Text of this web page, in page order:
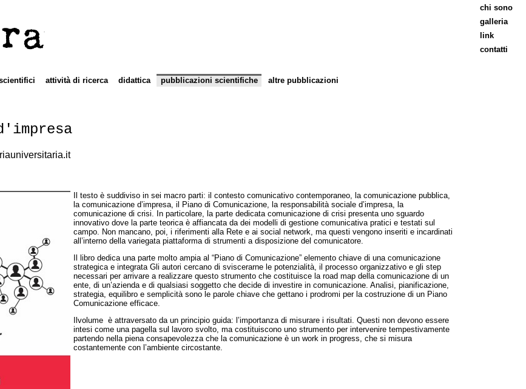
chi sono
galleria
link
contatti
attività di ricerca didattica pubblicazioni scientifiche altre pubblicazioni
Il testo è suddiviso in sei macro parti: il contesto comunicativo contemporaneo, la comunicazione pubblica,
la comunicazione d’impresa, il Piano di Comunicazione, la responsabilità sociale d’impresa, la
comunicazione di crisi. In particolare, la parte dedicata comunicazione di crisi presenta uno sguardo
innovativo dove la parte teorica è affiancata da dei modelli di gestione comunicativa pratici e testati sul
campo. Non mancano, poi, i riferimenti alla Rete e ai social network, ma questi vengono inseriti e incardinati
all’interno della variegata piattaforma di strumenti a disposizione del comunicatore.
Il libro dedica una parte molto ampia al “Piano di Comunicazione” elemento chiave di una comunicazione
strategica e integrata Gli autori cercano di sviscerarne le potenzialità, il processo organizzativo e gli step
necessari per arrivare a realizzare questo strumento che costituisce la road map della comunicazione di un
ente, di un’azienda e di qualsiasi soggetto che decide di investire in comunicazione. Analisi, pianificazione,
strategia, equilibro e semplicità sono le parole chiave che gettano i prodromi per la costruzione di un Piano
Comunicazione efficace.
Ilvolume è attraversato da un principio guida: l’importanza di misurare i risultati. Questi non devono essere
intesi come una pagella sul lavoro svolto, ma costituiscono uno strumento per intervenire tempestivamente
partendo nella piena consapevolezza che la comunicazione è un work in progress, che si misura
costantemente con l’ambiente circostante.